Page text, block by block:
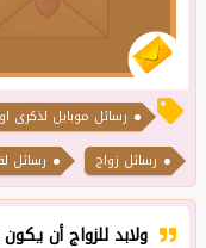
رسائل زواج
رسائل
ولابد للزواج أن